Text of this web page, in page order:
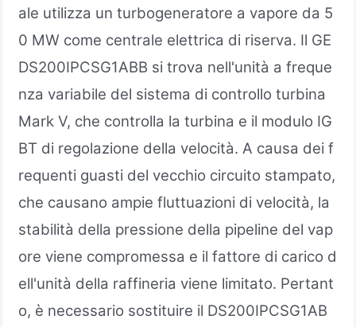
ale utilizza un turbogeneratore a vapore da 5
0 MW come centrale elettrica di riserva. Il GE
DS200IPCSG1ABB si trova nell'unità a freque
nza variabile del sistema di controllo turbina
Mark V, che controlla la turbina e il modulo IG
BT di regolazione della velocità. A causa dei f
requenti guasti del vecchio circuito stampato,
che causano ampie fluttuazioni di velocità, la
stabilità della pressione della pipeline del vap
ore viene compromessa e il fattore di carico d
ell'unità della raffineria viene limitato. Pertant
o, è necessario sostituire il DS200IPCSG1AB